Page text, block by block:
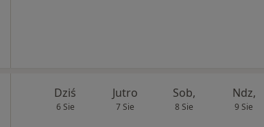
Dziś
6 Sie
Jutro
7 Sie
Sob,
8 Sie
Ndz,
9 Sie